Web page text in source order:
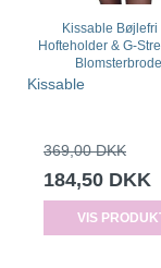
Kissable Bøjlefri
Hofteholder & G-
Kissable
369,00 DKK
184,50 DKK
VIS